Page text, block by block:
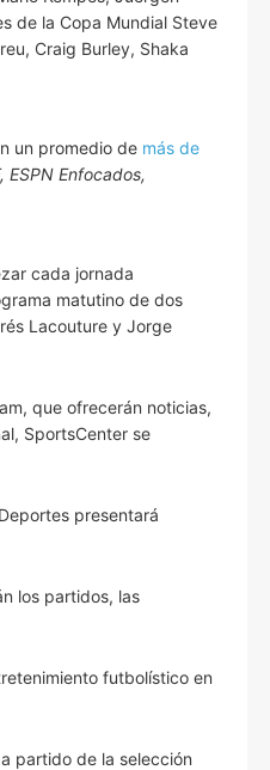
de la Copa Mundial Steve
Craig Burley, Shaka
un promedio de más de
ESPN Enfocados,
cada jornada
matutino de dos
Lacouture y Jorge
que ofrecerán noticias,
SportsCenter se
presentará
los partidos, las
futbolístico en
partido de la selección